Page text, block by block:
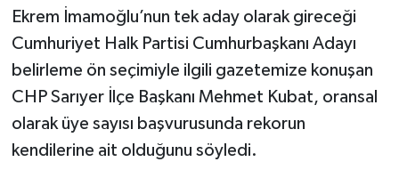
Ekrem İmamoğlu’nun tek aday olarak gireceği
Cumhuriyet Halk Partisi Cumhurbaşkanı Adayı
belirleme ön seçimiyle ilgili gazetemize konuşan
CHP Sarıyer İlçe Başkanı Mehmet Kubat, oransal
olarak üye sayısı başvurusunda rekorun
kendilerine ait olduğunu söyledi.